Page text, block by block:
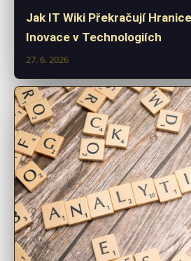
Jak IT Wiki Překračují
Inovace v Technologiích
27. 6. 2026